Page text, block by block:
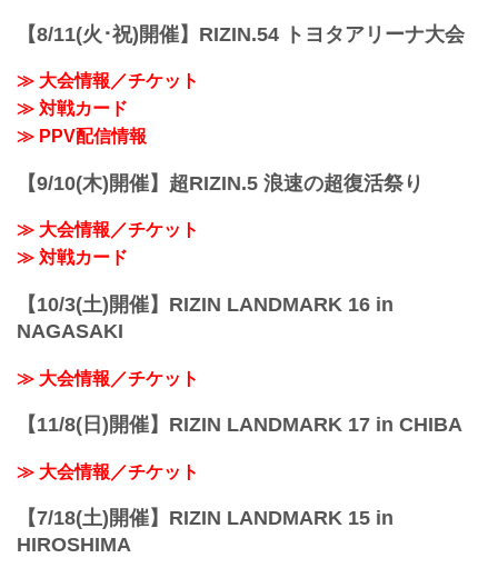
RIZIN.41 試合結果一覧 - RIZIN
【8/11(火･祝)開催】RIZIN.54 トヨタアリーナ大会
≫ 大会情報／チケット
≫ 対戦カード
≫ PPV配信情報
【9/10(木)開催】超RIZIN.5 浪速の超復活祭り
≫ 大会情報／チケット
≫ 対戦カード
【10/3(土)開催】RIZIN LANDMARK 16 in
NAGASAKI
≫ 大会情報／チケット
【11/8(日)開催】RIZIN LANDMARK 17 in CHIBA
≫ 大会情報／チケット
【7/18(土)開催】RIZIN LANDMARK 15 in
HIROSHIMA